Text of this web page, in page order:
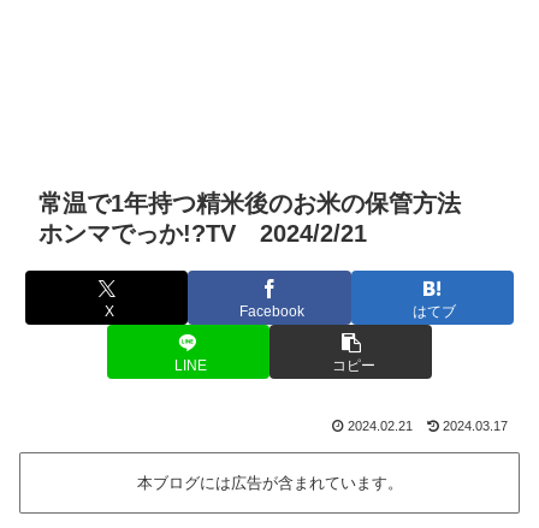
常温で1年持つ精米後のお米の保管方法
ホンマでっか!?TV 2024/2/21
X Facebook はてブ
LINE コピー
2024.02.21 2024.03.17
本ブログには広告が含まれています。